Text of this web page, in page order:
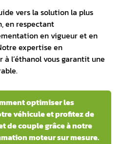
vers la solution la plus
en respectant
en vigueur et en
expertise en
l’éthanol vous garantit une
optimiser les
véhicule et profitez de
de couple grâce à notre
moteur sur mesure.